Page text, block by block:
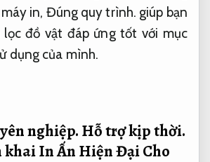
in, Đúng quy trình. giúp bạn
lọc đồ vật đáp ứng tốt với mục
dụng của mình.
nghiệp.Hỗ trợ kịp thời.
In Ấn Hiện Đại Cho